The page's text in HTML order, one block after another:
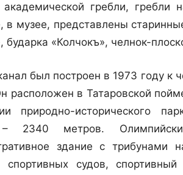
академической гребли,
в музее, представлены
бударка «Колчокъ», челнок-
был построен в 1973 году к
расположен в Татаровской
природно-исторического
– 2340 метров.
здание с трибунами
спортивных судов,